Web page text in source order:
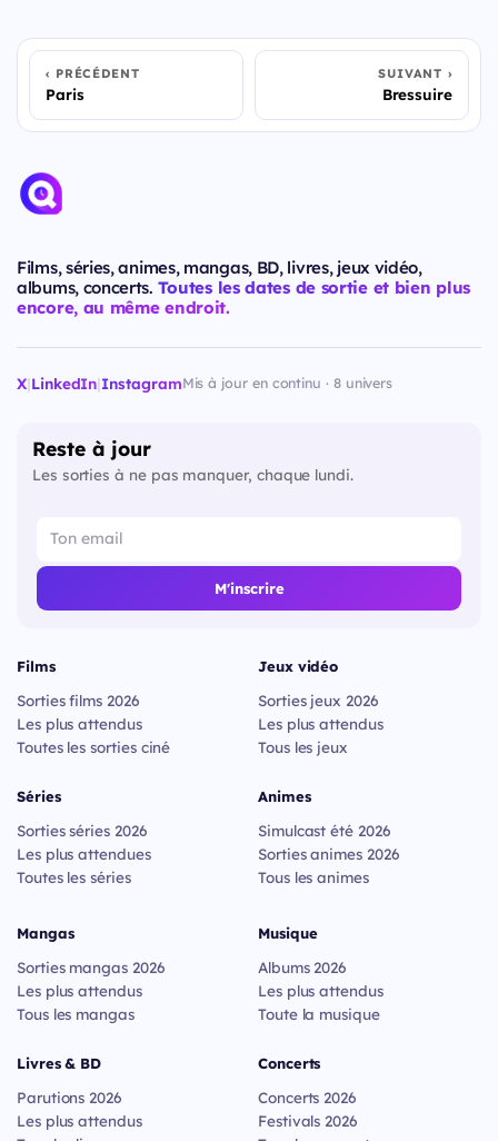
PRÉCÉDENT
Paris
SUIVANT
Bressuire
Films, séries, animes, mangas, BD, livres, jeux vidéo,
albums, concerts. Toutes les dates de sortie et bien plus
encore, au même endroit.
X|LinkedIn|InstagramMis à jour en continu · 8 univers
Reste à jour
Les sorties à ne pas manquer, chaque lundi.
M'inscrire
Films
Sorties films 2026
Les plus attendus
Toutes les sorties ciné
Séries
Sorties séries 2026
Les plus attendues
Toutes les séries
Jeux vidéo
Sorties jeux 2026
Les plus attendus
Tous les jeux
Animes
Simulcast été 2026
Sorties animes 2026
Tous les animes
Mangas
Sorties mangas 2026
Les plus attendus
Tous les mangas
Livres & BD
Parutions 2026
Les plus attendus
Musique
Albums 2026
Les plus attendus
Toute la musique
Concerts
Concerts 2026
Festivals 2026